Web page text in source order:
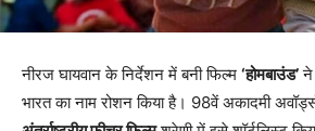
नीरज घायवान के निर्देशन में बनी फिल्म ‘होमबाउंड’ने
भारत का नाम रोशन किया है। 98वें अकादमी